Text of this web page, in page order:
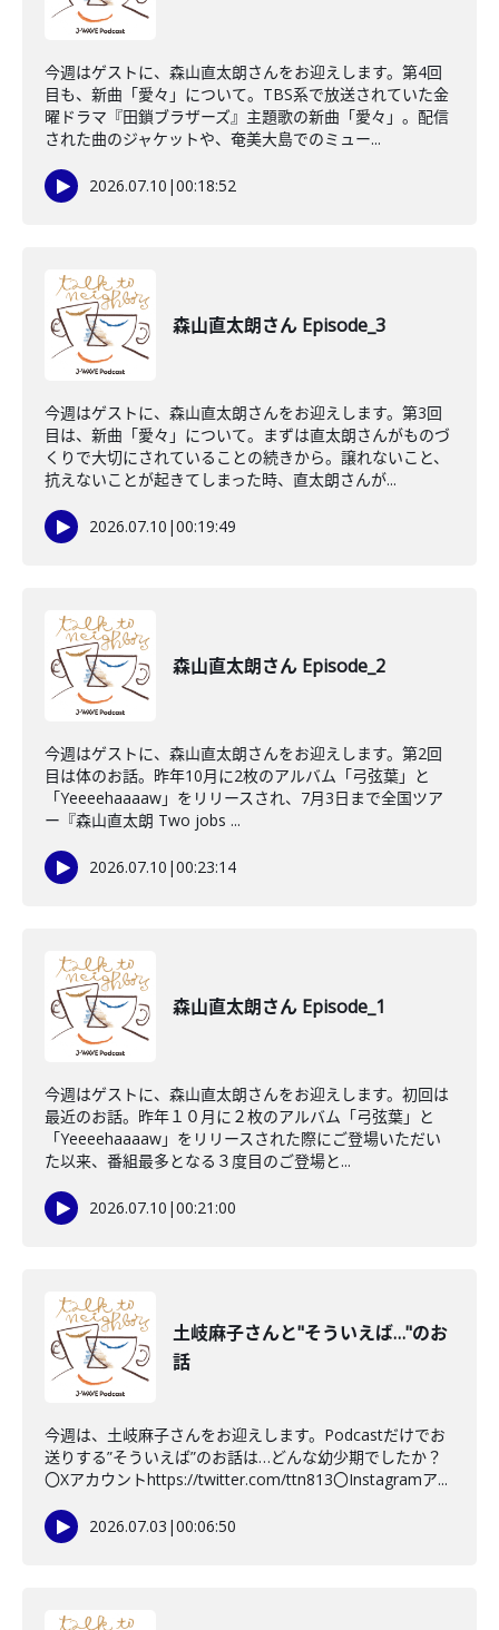
今週はゲストに、森山直太朗さんをお迎えします。第4回
目も、新曲「愛々」について。TBS系で放送されていた金
曜ドラマ『田鎖ブラザーズ』主題歌の新曲「愛々」。配信
された曲のジャケットや、奄美大島でのミュー...
2026.07.10 |00:18:52
森山直太朗さん Episode_3
今週はゲストに、森山直太朗さんをお迎えします。第3回
目は、新曲「愛々」について。まずは直太朗さんがものづ
くりで大切にされていることの続きから。譲れないこと、
抗えないことが起きてしまった時、直太朗さんが...
2026.07.10 |00:19:49
森山直太朗さん Episode_2
今週はゲストに、森山直太朗さんをお迎えします。第2回
目は体のお話。昨年10月に2枚のアルバム「弓弦葉」と
「Yeeeehaaaaw」をリリースされ、7月3日まで全国ツア
ー『森山直太朗 Two jobs ...
2026.07.10 |00:23:14
森山直太朗さん Episode_1
今週はゲストに、森山直太朗さんをお迎えします。初回は
最近のお話。昨年１０月に２枚のアルバム「弓弦葉」と
「Yeeeehaaaaw」をリリースされた際にご登場いただい
た以来、番組最多となる３度目のご登場と...
2026.07.10 |00:21:00
土岐麻子さんと"そういえば…"のお
話
今週は、土岐麻子さんをお迎えします。Podcastだけでお
送りする”そういえば”のお話は…どんな幼少期でしたか？
〇Xアカウントhttps://twitter.com/ttn813〇Instagramア...
2026.07.03 |00:06:50